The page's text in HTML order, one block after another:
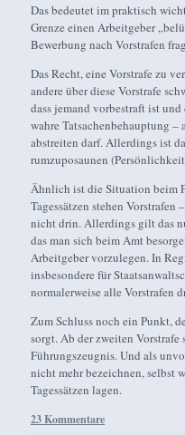
Das bedeutet im praktisch
Grenze einen Arbeitgeber
Bewerbung nach Vorstrafen
Das Recht, eine Vorstrafe zu
andere über diese Vorstrafe
dass jemand vorbestraft ist
wahre Tatsachenbehauptung
abstreiten darf. Allerdings ist
rumzuposaunen
Ähnlich ist die Situation beim
Tagessätzen stehen
nicht drin. Allerdings gilt das
das man sich beim Amt
Arbeitgeber vorzulegen. In
insbesondere für
normalerweise alle Vorstrafen
Zum Schluss noch ein Punkt,
sorgt. Ab der zweiten Vorstrafe
Führungszeugnis. Und als
nicht mehr bezeichnen, selbst
Tagessätzen lagen.
23 Kommentare